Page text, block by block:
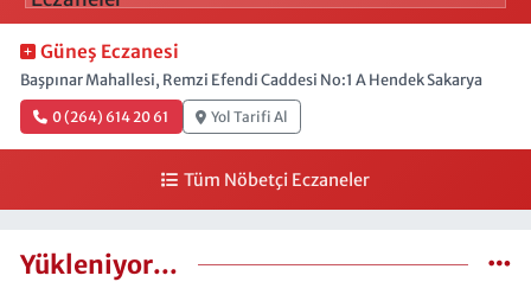
Güneş Eczanesi
Başpınar Mahallesi, Remzi Efendi Caddesi No:1 A Hendek Sakarya
0 (264) 614 20 61 Yol Tarifi Al
Tüm Nöbetçi Eczaneler
Yükleniyor...